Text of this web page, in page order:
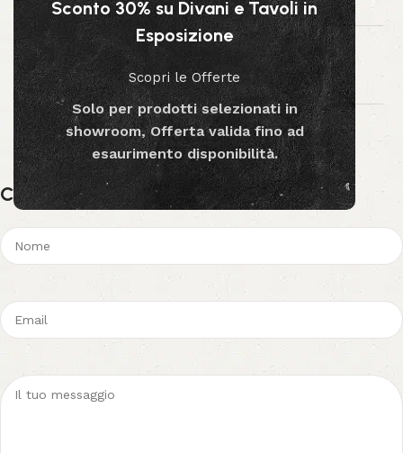
Sconto 30% su Divani e Tavoli in
Esposizione
Scopri le Offerte
Solo per prodotti selezionati in
showroom, Offerta valida fino ad
esaurimento disponibilità.
EMAIL
info@passionecasa.it
SITO WEB
www.passionecasa25.it
Contatta un esperto